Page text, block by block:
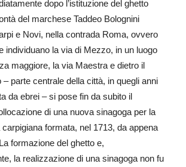
dopo l’istituzione del ghetto
del marchese Taddeo Bolognini
e Novi, nella contrada Roma, ovvero
individuano la via di Mezzo, in un luogo
maggiore, la via Maestra e dietro il
– parte centrale della città, in quegli anni
da ebrei – si pose fin da subito il
di una nuova sinagoga per la
formata, nel 1713, da appena
La formazione del ghetto e,
la realizzazione di una sinagoga non fu